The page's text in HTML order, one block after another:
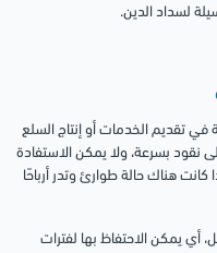
لسداد الدين.
تقديم الخدمات أو إنتاج السلع
نقود بسرعة، ولا يمكن الاستفادة
كانت هناك حالة طوارئ وتدر أرباحًا
أي يمكن الاحتفاظ بها لفترات